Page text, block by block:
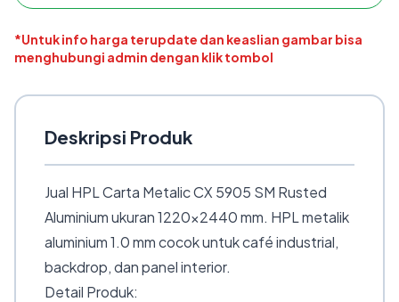
*Untuk info harga terupdate dan keaslian gambar bisa
menghubungi admin dengan klik tombol
Deskripsi Produk
Jual HPL Carta Metalic CX 5905 SM Rusted
Aluminium ukuran 1220×2440 mm. HPL metalik
aluminium 1.0 mm cocok untuk café industrial,
backdrop, dan panel interior.
Detail Produk: